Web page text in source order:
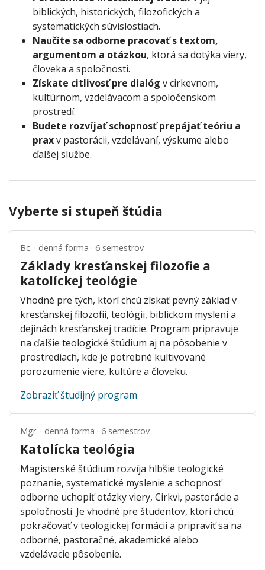
biblických, historických, filozofických a
systematických súvislostiach.
Naučíte sa odborne pracovať s textom,
argumentom a otázkou, ktorá sa dotýka viery,
človeka a spoločnosti.
Získate citlivosť pre dialóg v cirkevnom,
kultúrnom, vzdelávacom a spoločenskom
prostredí.
Budete rozvíjať schopnosť prepájať teóriu a
praxv pastorácii, vzdelávaní, výskume alebo
ďalšej službe.
Vyberte si stupeň štúdia
Bc. · denná forma · 6 semestrov
Základy kresťanskej filozofie a
katolíckej teológie
Vhodné pre tých, ktorí chcú získať pevný základ v
kresťanskej filozofii, teológii, biblickom myslení a
dejinách kresťanskej tradície. Program pripravuje
na ďalšie teologické štúdium aj na pôsobenie v
prostrediach, kde je potrebné kultivované
porozumenie viere, kultúre a človeku.
Zobraziť študijný program
Mgr. · denná forma · 6 semestrov
Katolícka teológia
Magisterské štúdium rozvíja hlbšie teologické
poznanie, systematické myslenie a schopnosť
odborne uchopiť otázky viery, Cirkvi, pastorácie a
spoločnosti. Je vhodné pre študentov, ktorí chcú
pokračovať v teologickej formácii a pripraviť sa na
odborné, pastoračné, akademické alebo
vzdelávacie pôsobenie.